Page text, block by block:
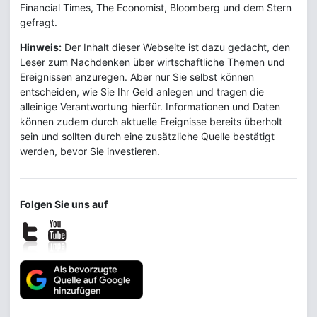
Financial Times, The Economist, Bloomberg und dem Stern
gefragt.
Hinweis: Der Inhalt dieser Webseite ist dazu gedacht, den
Leser zum Nachdenken über wirtschaftliche Themen und
Ereignissen anzuregen. Aber nur Sie selbst können
entscheiden, wie Sie Ihr Geld anlegen und tragen die
alleinige Verantwortung hierfür. Informationen und Daten
können zudem durch aktuelle Ereignisse bereits überholt
sein und sollten durch eine zusätzliche Quelle bestätigt
werden, bevor Sie investieren.
Folgen Sie uns auf